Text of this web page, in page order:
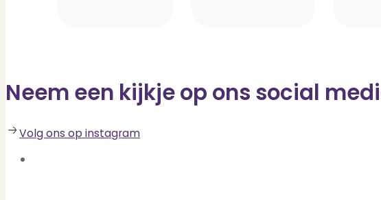
Neem een kijkje op ons social
Volg ons op instagram